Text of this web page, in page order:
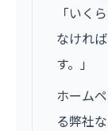
「いく
なけれ
す。」
ホーム
る弊社